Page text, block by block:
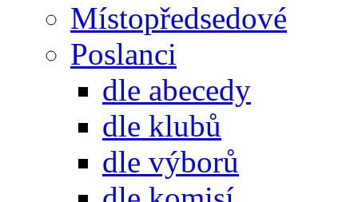
Místopředsedové
Poslanci
dle abecedy
dle klubů
dle výborů